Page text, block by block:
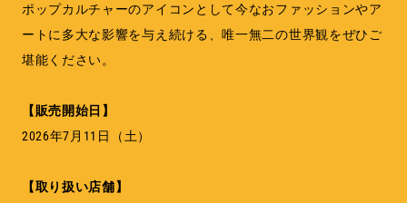
ポップカルチャーのアイコンとして今なおファッションやア
ートに多大な影響を与え続ける、唯一無二の世界観をぜひご
堪能ください。
【販売開始日】
2026年7月11日（土）
【取り扱い店舗】